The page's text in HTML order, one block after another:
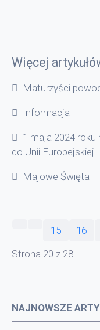
Więcej
Maturzyści
Informacja
1 maja 2024 roku
do Unii Europejskiej
Majowe Święta
15 16
Strona 20 z 28
NAJNOWSZE